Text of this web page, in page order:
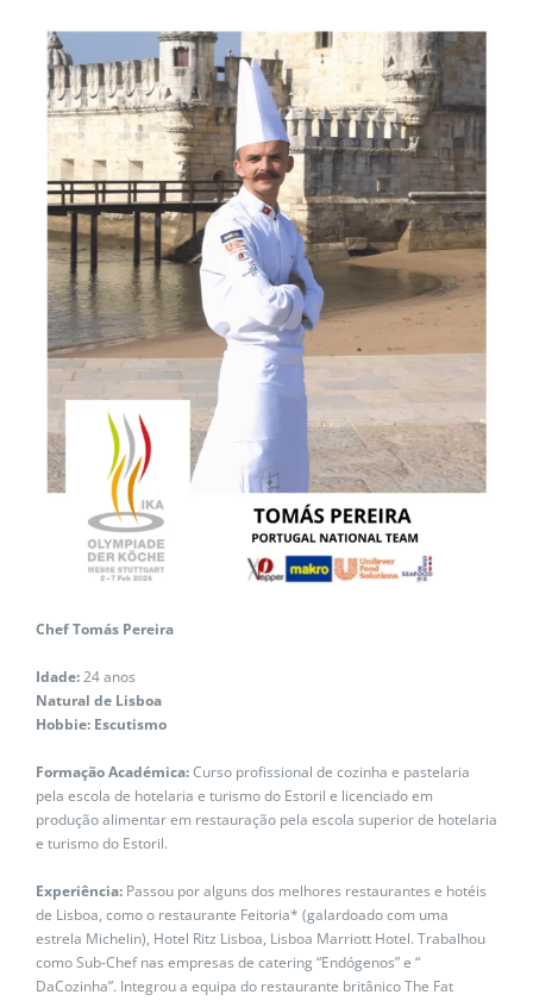
Chef Tomás Pereira
Idade:24 anos
Natural de Lisboa
Hobbie: Escutismo
Formação Académica:Curso profissional de cozinha e pastelaria
pela escola de hotelaria e turismo do Estoril e licenciado em
produção alimentar em restauração pela escola superior de hotelaria
e turismo do Estoril.
Experiência:Passou por alguns dos melhores restaurantes e hotéis
de Lisboa, como o restaurante Feitoria* (galardoado com uma
estrela Michelin), Hotel Ritz Lisboa, Lisboa Marriott Hotel. Trabalhou
como Sub-Chef nas empresas de catering “Endógenos” e “
DaCozinha”. Integrou a equipa do restaurante britânico The Fat